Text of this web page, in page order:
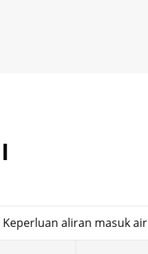
Keperluan aliran masuk air